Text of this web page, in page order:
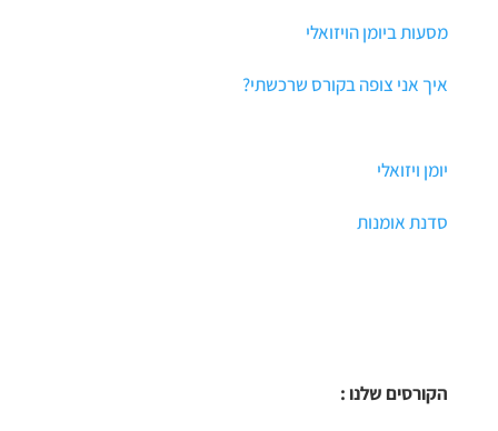
מסעות ביומן הויזואלי
איך אני צופה בקורס שרכשתי?
יומן ויזואלי
סדנת אומנות
הקורסים שלנו :